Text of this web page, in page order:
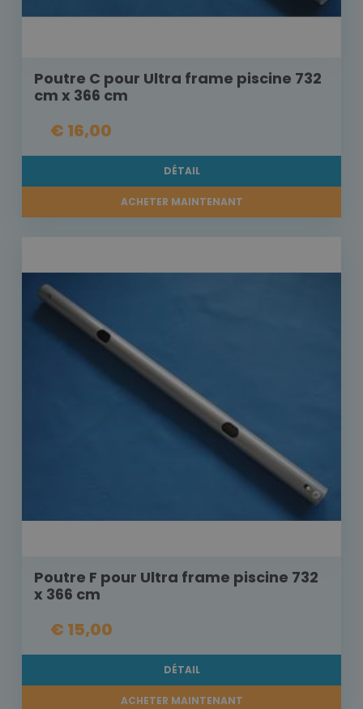
Poutre C pour Ultra frame piscine 732
cm x 366 cm
€ 16,00
DÉTAIL
ACHETER MAINTENANT
Poutre F pour Ultra frame piscine 732
x 366 cm
€ 15,00
DÉTAIL
ACHETER MAINTENANT